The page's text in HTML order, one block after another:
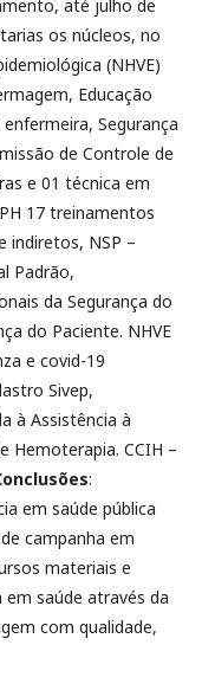
até julho de
os núcleos, no
(NHVE)
Educação
Segurança
de Controle de
e 01 técnica em
17 treinamentos
indiretos, NSP –
Padrão,
da Segurança do
do Paciente. NHVE
e covid-19
Sivep,
à Assistência à
Hemoterapia. CCIH –
:
em saúde pública
campanha em
materiais e
saúde através da
com qualidade,